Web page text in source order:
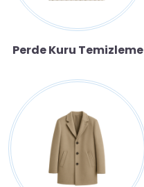
Perde Kuru Temizleme